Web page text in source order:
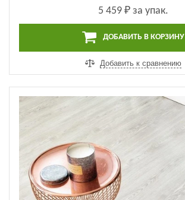
5 459 ₽ за упак.
ДОБАВИТЬ В КОРЗИНУ
Добавить к сравнению